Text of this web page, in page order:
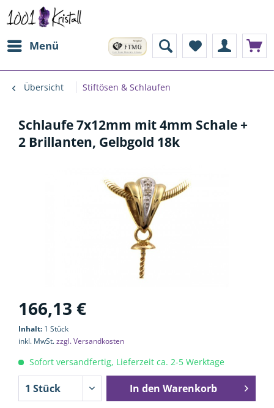
Menü
Übersicht Stiftösen & Schlaufen
Schlaufe 7x12mm mit 4mm Schale +
2 Brillanten, Gelbgold 18k
166,13 €
Inhalt: 1 Stück
inkl. MwSt.zzgl. Versandkosten
Sofort versandfertig, Lieferzeit ca. 2-5 Werktage
In den Warenkorb